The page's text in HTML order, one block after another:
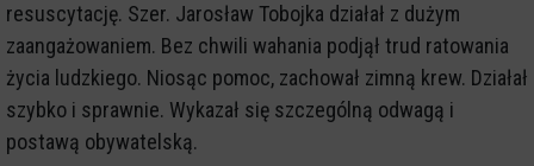
resuscytację. Szer. Jarosław Tobojka działał z dużym
zaangażowaniem. Bez chwili wahania podjął trud ratowania
życia ludzkiego. Niosąc pomoc, zachował zimną krew. Działał
szybko i sprawnie. Wykazał się szczególną odwagą i
postawą obywatelską.